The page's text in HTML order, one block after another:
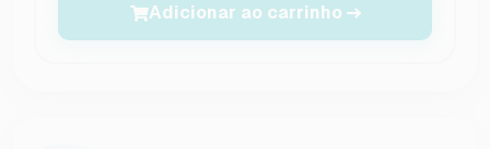
Adicionar ao carrinho